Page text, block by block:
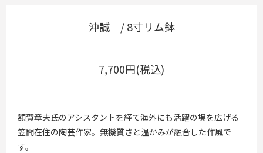
沖誠 / 8寸リム鉢
7,700円(税込)
額賀章夫氏のアシスタントを経て海外にも活躍の場を広げる
笠間在住の陶芸作家。無機質さと温かみが融合した作風で
す。